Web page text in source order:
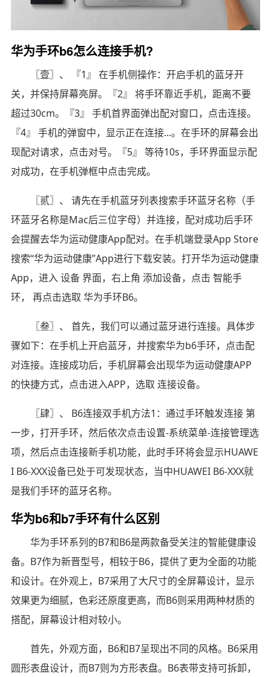
华为手环b6怎么连接手机?
〖壹〗、 『1』 在手机侧操作：开启手机的蓝牙开
关，并保持屏幕亮屏。『2』 将手环靠近手机，距离不要
超过30cm。『3』 手机首界面弹出配对窗口，点击连接。
『4』 手机的弹窗中，显示正在连接...。在手环的屏幕会出
现配对请求，点击对号。『5』 等待10s，手环界面显示配
对成功，在手机弹框中点击完成。
〖贰〗、 请先在手机蓝牙列表搜索手环蓝牙名称（手
环蓝牙名称是Mac后三位字母）并连接，配对成功后手环
会提醒去华为运动健康App配对。在手机端登录App Store
搜索“华为运动健康”App进行下载安装。打开华为运动健康
App，进入 设备 界面，右上角 添加设备，点击 智能手
环， 再点击选取 华为手环B6。
〖叁〗、 首先，我们可以通过蓝牙进行连接。具体步
骤如下：在手机上开启蓝牙，并搜索华为b6手环，点击配
对连接。连接成功后，手机屏幕会出现华为运动健康APP
的快捷方式，点击进入APP，选取 连接设备。
〖肆〗、 B6连接双手机方法1：通过手环触发连接 第
一步，打开手环，然后依次点击设置-系统菜单-连接管理选
项，然后点击连接新手机功能，此时手环将会显示HUAWE
I B6-XXX设备已处于可发现状态，当中HUAWEI B6-XXX就
是我们手环的蓝牙名称。
华为b6和b7手环有什么区别
华为手环系列的B7和B6是两款备受关注的智能健康设
备。B7作为新晋型号，相较于B6，提供了更为全面的功能
和设计。在外观上，B7采用了大尺寸的全屏幕设计，显示
效果更为细腻，色彩还原度更高，而B6则采用两种材质的
搭配，屏幕设计相对较小。
首先，外观方面，B6和B7呈现出不同的风格。B6采用
圆形表盘设计，而B7则为方形表盘。B6表带支持可拆卸，